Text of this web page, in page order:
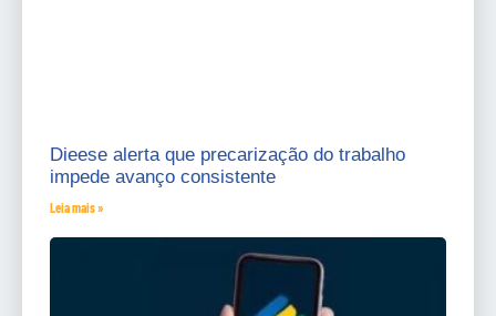
Dieese alerta que precarização do trabalho
impede avanço consistente
Leia mais »